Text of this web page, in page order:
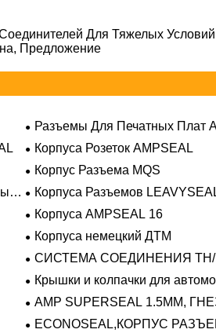
Для Тяжелых
Предложение
Разъемы Для Печатных Плат
Корпуса Розеток AMPSEAL
Корпус Разъема MQS
Корпуса Разъемов
Корпуса AMPSEAL 16
Корпуса немецкий ДТМ
СИСТЕМА СОЕДИНЕНИЯ TH/
Крышки и колпачки для
AMP SUPERSEAL 1.5MM,
ECONOSEAL,КОРПУС